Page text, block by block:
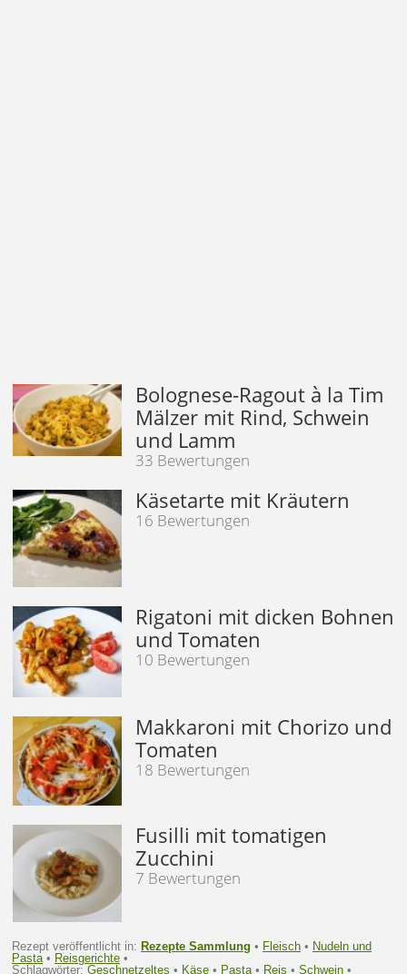
Bolognese-Ragout à la Tim
Mälzer mit Rind, Schwein
und Lamm
33 Bewertungen
Käsetarte mit Kräutern
16 Bewertungen
Rigatoni mit dicken Bohnen
und Tomaten
10 Bewertungen
Makkaroni mit Chorizo und
Tomaten
18 Bewertungen
Fusilli mit tomatigen
Zucchini
7 Bewertungen
Rezept veröffentlicht in: Rezepte Sammlung • Fleisch • Nudeln und
Pasta • Reisgerichte •
Schlagwörter: Geschnetzeltes • Käse • Pasta • Reis • Schwein •